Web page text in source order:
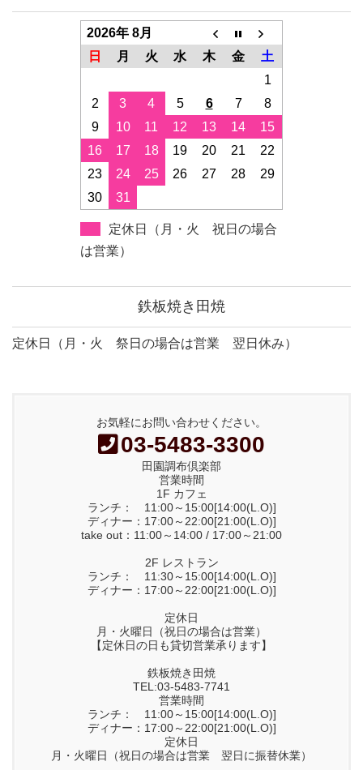
2026年 8月
日
月 火 水 木 金
土
1
2
3 4 5 6 7
8
9
10 11 12 13 14
15
16
17 18 19 20 21
22
23
24 25 26 27 28
29
30
31
定休日（月・火 祝日の場合
は営業）
鉄板焼き田焼
定休日（月・火 祭日の場合は営業 翌日休み）
お気軽にお問い合わせください。
03-5483-3300
田園調布倶楽部
営業時間
1F カフェ
ランチ： 11:00～15:00[14:00(L.O)]
ディナー：17:00～22:00[21:00(L.O)]
take out：11:00～14:00 / 17:00～21:00
2F レストラン
ランチ： 11:30～15:00[14:00(L.O)]
ディナー：17:00～22:00[21:00(L.O)]
定休日
月・火曜日（祝日の場合は営業）
【定休日の日も貸切営業承ります】
鉄板焼き田焼
TEL:03-5483-7741
営業時間
ランチ： 11:00～15:00[14:00(L.O)]
ディナー：17:00～22:00[21:00(L.O)]
定休日
月・火曜日（祝日の場合は営業 翌日に振替休業）